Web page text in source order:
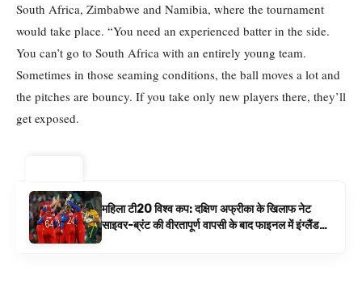
South Africa, Zimbabwe and Namibia, where the tournament
would take place. “You need an experienced batter in the side.
You can’t go to South Africa with an entirely young team.
Sometimes in those seaming conditions, the ball moves a lot and
the pitches are bouncy. If you take only new players there, they’ll
get exposed.
महिला टी20 विश्व कप: दक्षिण अफ्रीका के खिलाफ नेट
साइवर-ब्रंट की वीरतापूर्ण वापसी के बाद फाइनल में इंग्लैंड